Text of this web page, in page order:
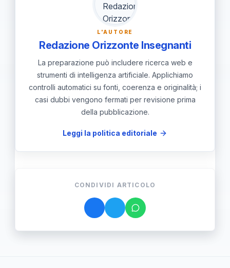
proposte di integrazione e, se utile,
iscriviti al Master Mnemosine per
aggiornare piano di studi e migliorare
GPS e concorsi.
L'AUTORE
Redazione Orizzonte Insegnanti
La preparazione può includere ricerca web e
strumenti di intelligenza artificiale. Applichiamo
controlli automatici su fonti, coerenza e originalità; i
casi dubbi vengono fermati per revisione prima
della pubblicazione.
Leggi la politica editoriale
CONDIVIDI ARTICOLO